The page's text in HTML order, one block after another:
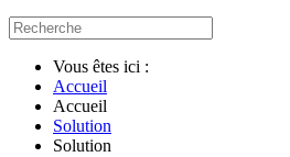
Vous êtes ici :
Accueil
Accueil
Solution
Solution